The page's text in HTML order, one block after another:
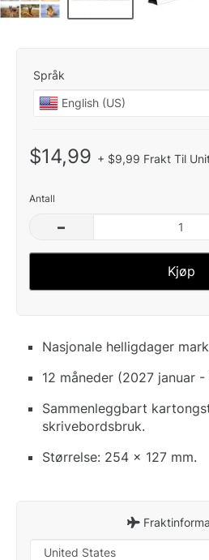
Språk
$14,99 + $9,99 Frakt Til
Antall
–
Kjøp
Nasjonale helligdager
12 måneder (2027 januar
Sammenleggbart
skrivebordsbruk.
Størrelse: 254 x 127 mm.